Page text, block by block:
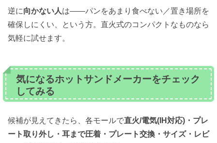
逆に向かない人は——パンをあまり食べない／置き場所を
確保しにくい、という方。直火式のコンパクトなものなら
気軽に試せます。
気になるホットサンドメーカーをチェック
してみる
候補が見えてきたら、各モールで直火/電気(IH対応)・プレ
ート取り外し・耳まで圧着・プレート交換・サイズ・レビ